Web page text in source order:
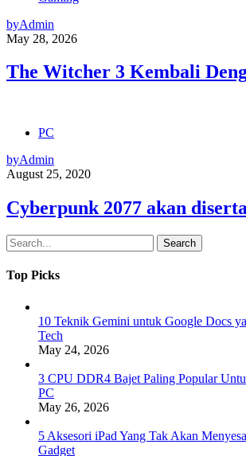
byAdmin
May 28, 2026
The Witcher 3 Kembali
PC
byAdmin
August 25, 2020
Cyberpunk 2077 akan
Search
Top Picks
10 Teknik Gemini untuk Google Docs
Tech
May 24, 2026
3 CPU DDR4 Bajet Paling Popular
PC
May 26, 2026
5 Aksesori iPad Yang Tak Akan
Gadget